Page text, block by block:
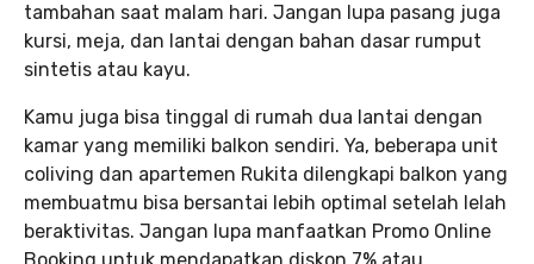
tambahan saat malam hari. Jangan lupa pasang juga
kursi, meja, dan lantai dengan bahan dasar rumput
sintetis atau kayu.
Kamu juga bisa tinggal di rumah dua lantai dengan
kamar yang memiliki balkon sendiri. Ya, beberapa unit
coliving dan apartemen Rukita dilengkapi balkon yang
membuatmu bisa bersantai lebih optimal setelah lelah
beraktivitas. Jangan lupa manfaatkan Promo Online